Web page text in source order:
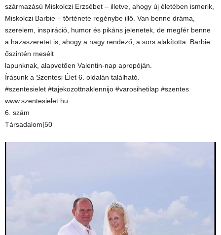
származású Miskolczi Erzsébet – illetve, ahogy új életében ismerik,
Miskolczi Barbie – története regénybe illő. Van benne dráma,
szerelem, inspiráció, humor és pikáns jelenetek, de megfér benne
a hazaszeretet is, ahogy a nagy rendező, a sors alakította. Barbie
őszintén mesélt
lapunknak, alapvetően Valentin-nap apropóján.
Írásunk a Szentesi Élet 6. oldalán található.
#szentesielet #tajekozottnaklennijo #varosihetilap #szentes
www.szentesielet.hu
6. szám
Társadalom|50